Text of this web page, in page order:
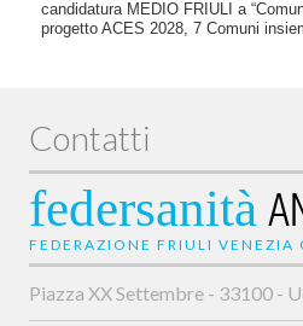
candidatura MEDIO FRIULI a
progetto ACES 2028, 7 Comuni
Contatti
federsanità
FEDERAZIONE FRIULI VENEZIA
Piazza XX Settembre - 33100 -